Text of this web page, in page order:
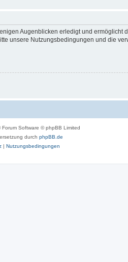
Augenblicken erledigt und ermöglicht
unsere Nutzungsbedingungen und die
Forum Software © phpBB Limited
durch phpBB.de
| Nutzungsbedingungen